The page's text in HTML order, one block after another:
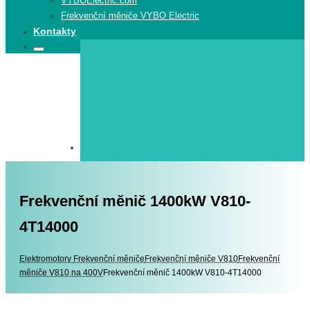
Frekvenční měniče VYBO Electric
Kontakty
Search
Search
Frekvenční měnič 1400kW V810-
4T14000
Elektromotory Elektromotory
Frekvenční měniče Frekvenční měniče V810Frekvenční
měniče V810 na 400VFrekvenční měnič 1400kW V810-4T14000